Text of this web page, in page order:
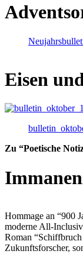
Eisen
Zu “Poetische
Hommage an “900
moderne All-
Roman
Zukunftsforscher,